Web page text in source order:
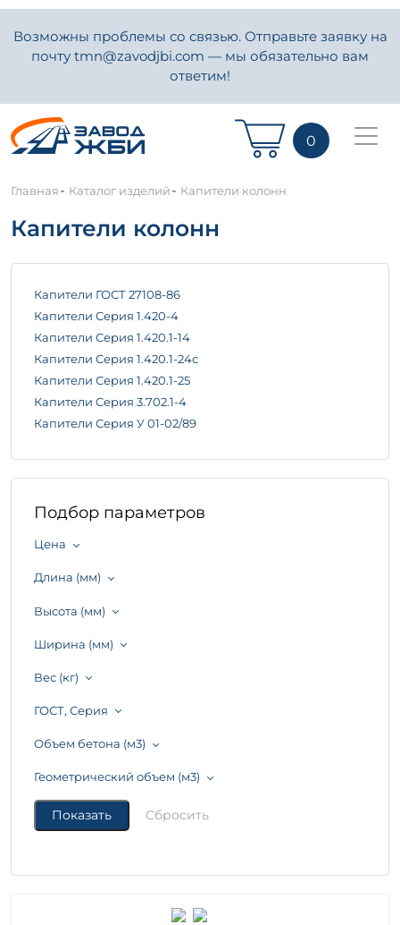
Возможны проблемы со связью. Отправьте заявку на
почту tmn@zavodjbi.com — мы обязательно вам
ответим!
0
Главная- Каталог изделий- Капители колонн
Капители колонн
Капители ГОСТ 27108-86
Капители Серия 1.420-4
Капители Серия 1.420.1-14
Капители Серия 1.420.1-24с
Капители Серия 1.420.1-25
Капители Серия 3.702.1-4
Капители Серия У 01-02/89
Подбор параметров
Цена
Длина (мм)
Высота (мм)
Ширина (мм)
Вес (кг)
ГОСТ, Серия
Объем бетона (м3)
Геометрический объем (м3)